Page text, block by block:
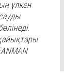
үлкен